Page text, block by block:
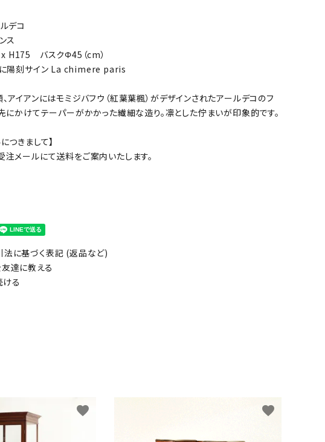
デコ
ス
H175 バスクΦ45（cm）
陽刻サイン La chimere paris
アイアンにはモミジバフウ（紅葉葉楓）がデザインされたアールデコのフ
にかけてテーパーがかかった繊細な造り。凛とした佇まいが印象的です。
つきまして】
メールにて送料をご案内いたします。
法に基づく表記 (返品など)
達に教える
る
favorite favorite